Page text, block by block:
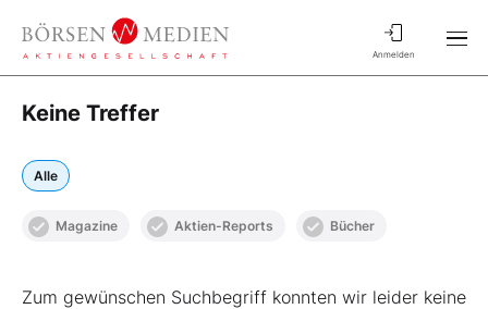
Anmelden
Keine Treffer
Alle
Magazine Aktien-Reports Bücher
Zum gewünschen Suchbegriff konnten wir leider keine